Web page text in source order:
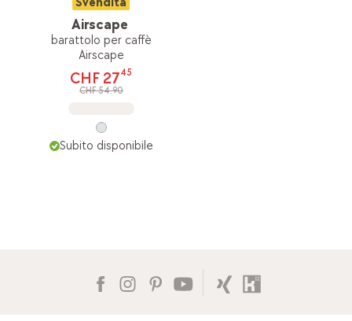
Airscape
barattolo per caffè
Airscape
CHF 2745
CHF 54.90
Subito disponibile